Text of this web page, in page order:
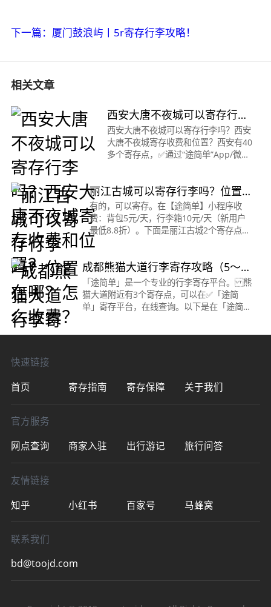
下一篇：厦门鼓浪屿丨5r寄存行李攻略！
相关文章
西安大唐不夜城可以寄存行李
吗？西安大唐不夜城寄存收费
和位置？
西安大唐不夜城可以寄存行李吗？西安
大唐不夜城寄存收费和位置？西安有40
多个寄存点，✅通过“途简单”App/微信
160多个城市，都可以使用。微信搜
丽江古城可以寄存行李吗？位置在
哪？怎么收费？
有的，可以寄存。在【途简单】小程序收
费：背包5元/天，行李箱10元/天（新用户
最低8.8折）。下面是丽江古城2个寄存点位
置丽江古城·寄存点营业时间：07:30 ~
距丽江古城北门...查看寄存
成都熊猫大道行李寄存攻略（5～
10元/天）
「途简单」是一个专业的行李寄存平台。 熊
猫大道附近有3个寄存点，可以在✅「途简
单」寄存平台，在线查询。以下是在「途简
快速链接
首页
寄存指南 寄存保障 关于我们
官方服务
网点查询
商家入驻 出行游记 旅行问答
友情链接
知乎
小红书 百家号 马蜂窝
联系我们
bd@toojd.com